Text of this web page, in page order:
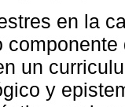
en la
un
y